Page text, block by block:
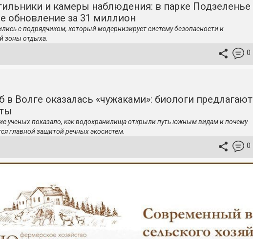
и камеры наблюдения: в парке Подзеленье
обновление за 31 миллион
с подрядчиком, который модернизирует систему безопасности и
зоны отдыха.
0
Волге оказалась «чужаками»: биологи предлагают
учёных показало, как водохранилища открыли путь южным видам и почему
главной защитой речных экосистем.
0